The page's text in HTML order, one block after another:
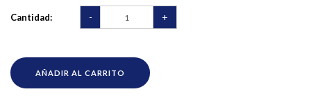
Cantidad: - +
AÑADIR AL CARRITO